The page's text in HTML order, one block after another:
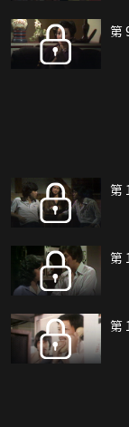
第
第
第
第